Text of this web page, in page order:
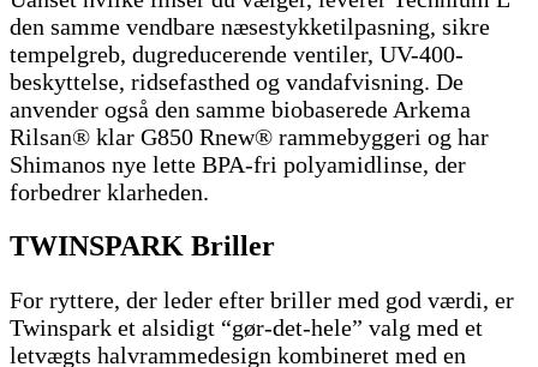
den samme vendbare næsestykketilpasning, sikre
tempelgreb, dugreducerende ventiler, UV-400-
beskyttelse, ridsefasthed og vandafvisning. De
anvender også den samme biobaserede Arkema
Rilsan® klar G850 Rnew® rammebyggeri og har
Shimanos nye lette BPA-fri polyamidlinse, der
forbedrer klarheden.
TWINSPARK Briller
For ryttere, der leder efter briller med god værdi, er
Twinspark et alsidigt “gør-det-hele” valg med et
letvægts halvrammedesign kombineret med en